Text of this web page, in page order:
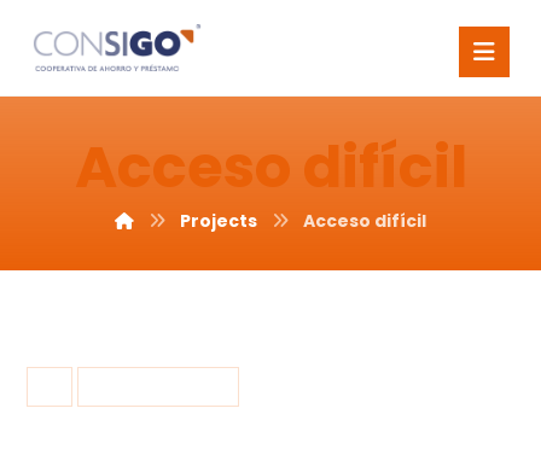
Acceso difícil
Projects Acceso difícil